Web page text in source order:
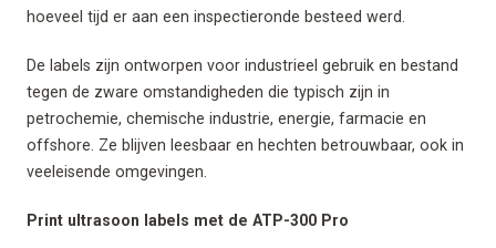
hoeveel tijd er aan een inspectieronde besteed werd.
De labels zijn ontworpen voor industrieel gebruik en bestand
tegen de zware omstandigheden die typisch zijn in
petrochemie, chemische industrie, energie, farmacie en
offshore. Ze blijven leesbaar en hechten betrouwbaar, ook in
veeleisende omgevingen.
Print ultrasoon labels met de ATP-300 Pro